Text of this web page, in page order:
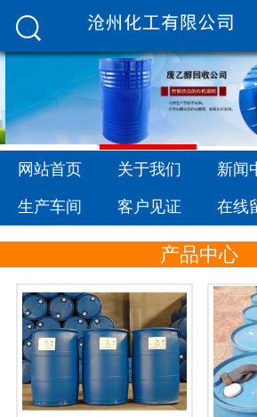

网站首页 关于我们 新闻
生产车间 客户见证 在线
产品中心